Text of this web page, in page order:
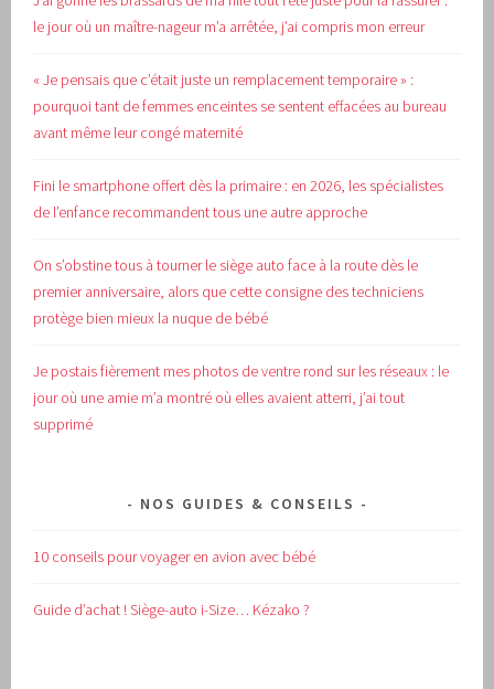
le jour où un maître-nageur m’a arrêtée, j’ai compris mon erreur
« Je pensais que c’était juste un remplacement temporaire » :
pourquoi tant de femmes enceintes se sentent effacées au bureau
avant même leur congé maternité
Fini le smartphone offert dès la primaire : en 2026, les spécialistes
de l’enfance recommandent tous une autre approche
On s’obstine tous à tourner le siège auto face à la route dès le
premier anniversaire, alors que cette consigne des techniciens
protège bien mieux la nuque de bébé
Je postais fièrement mes photos de ventre rond sur les réseaux : le
jour où une amie m’a montré où elles avaient atterri, j’ai tout
supprimé
NOS GUIDES & CONSEILS
10 conseils pour voyager en avion avec bébé
Guide d’achat !Siège-auto i-Size… Kézako ?